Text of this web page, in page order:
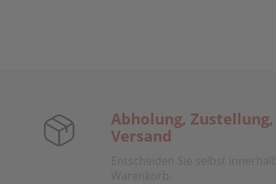
Abholung, Zustellung,
Versand
Entscheiden Sie selbst
Warenkorb.